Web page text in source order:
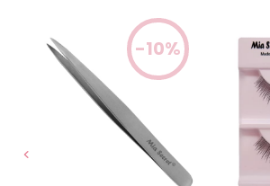
-10%